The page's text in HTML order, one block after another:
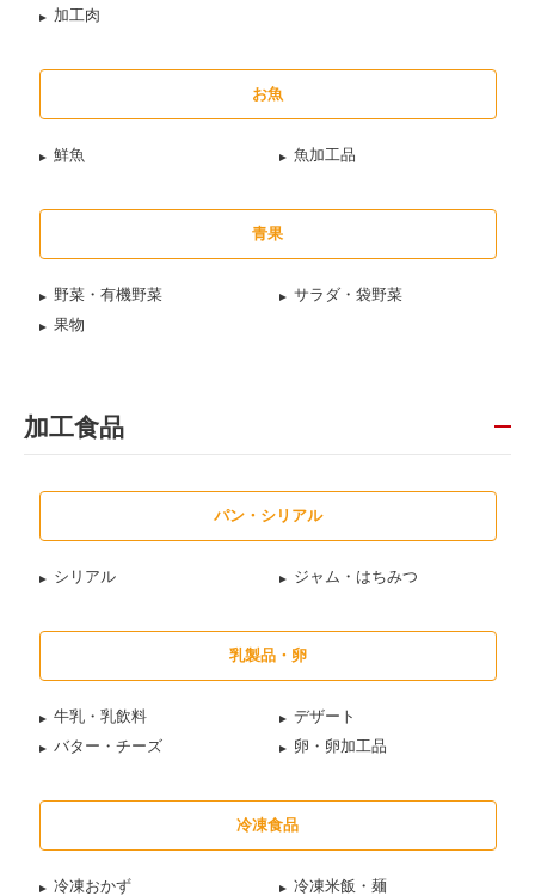
加工肉
お魚
鮮魚 魚加工品
青果
野菜・有機野菜
サラダ・袋野菜
果物
加工食品
パン・シリアル
シリアル ジャム・はちみつ
乳製品・卵
牛乳・乳飲料
デザート
バター・チーズ
卵・卵加工品
冷凍食品
冷凍おかず
冷凍米飯・麺